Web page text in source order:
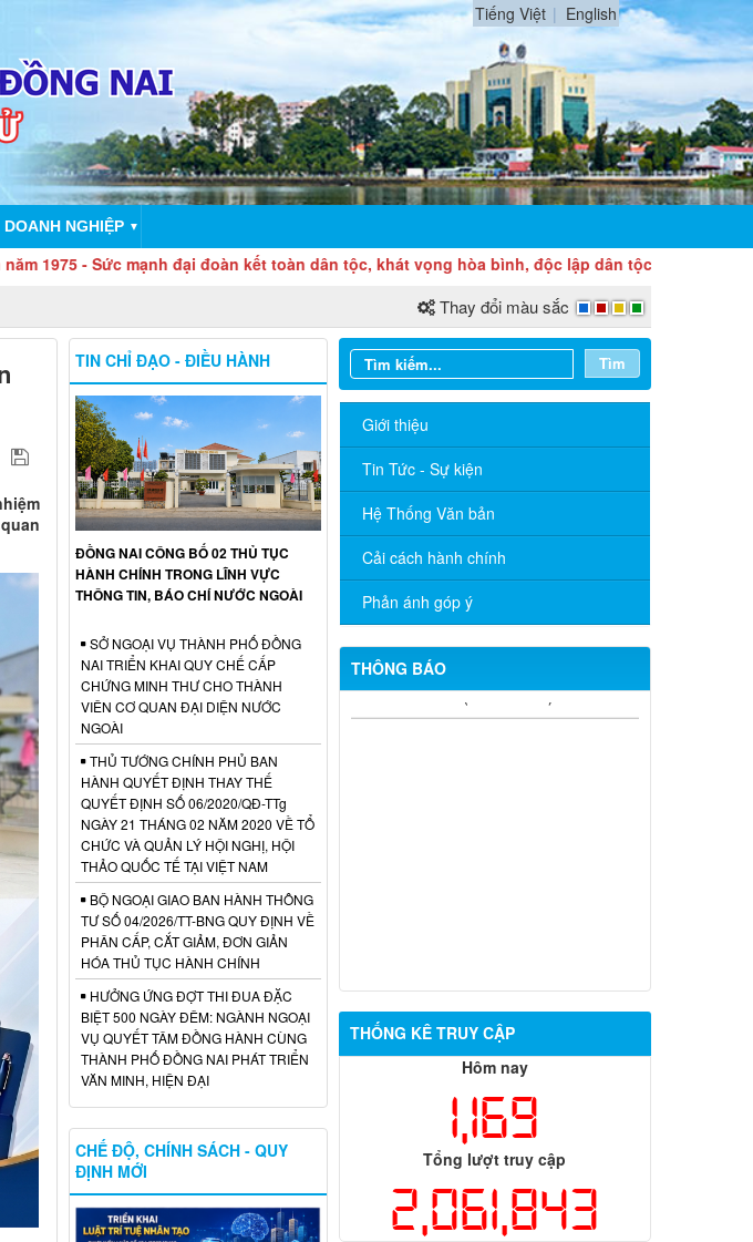
Tiếng Việt English
DOANH NGHIỆP ▼
- Sức mạnh đại đoàn kết toàn dân tộc, khát vọng hòa bình, độc lập dân tộc và ý chí thống nhất
Thay đổi màu sắc
Tìm
Giới thiệu
Tin Tức - Sự kiện
Hệ Thống Văn bản
Cải cách hành chính
Phản ánh góp ý
THÔNG BÁO
Sở Ngoại vụ thông báo tuyển dụng
THÔNG BÁO (02/06/2026)
THỐNG KÊ TRUY CẬP
Hôm nay
1,169
Tổng lượt truy cập
2,061,843
TIN CHỈ ĐẠO - ĐIỀU HÀNH
ĐỒNG NAI CÔNG BỐ 02 THỦ TỤC
HÀNH CHÍNH TRONG LĨNH VỰC
THÔNG TIN, BÁO CHÍ NƯỚC NGOÀI
SỞ NGOẠI VỤ THÀNH PHỐ ĐỒNG
NAI TRIỂN KHAI QUY CHẾ CẤP
CHỨNG MINH THƯ CHO THÀNH
VIÊN CƠ QUAN ĐẠI DIỆN NƯỚC
NGOÀI
THỦ TƯỚNG CHÍNH PHỦ BAN
HÀNH QUYẾT ĐỊNH THAY THẾ
QUYẾT ĐỊNH SỐ 06/2020/QĐ-TTg
NGÀY 21 THÁNG 02 NĂM 2020 VỀ TỔ
CHỨC VÀ QUẢN LÝ HỘI NGHỊ, HỘI
THẢO QUỐC TẾ TẠI VIỆT NAM
BỘ NGOẠI GIAO BAN HÀNH THÔNG
TƯ SỐ 04/2026/TT-BNG QUY ĐỊNH VỀ
PHÂN CẤP, CẮT GIẢM, ĐƠN GIẢN
HÓA THỦ TỤC HÀNH CHÍNH
HƯỞNG ỨNG ĐỢT THI ĐUA ĐẶC
BIỆT 500 NGÀY ĐÊM: NGÀNH NGOẠI
VỤ QUYẾT TÂM ĐỒNG HÀNH CÙNG
THÀNH PHỐ ĐỒNG NAI PHÁT TRIỂN
VĂN MINH, HIỆN ĐẠI
CHẾ ĐỘ, CHÍNH SÁCH - QUY
ĐỊNH MỚI